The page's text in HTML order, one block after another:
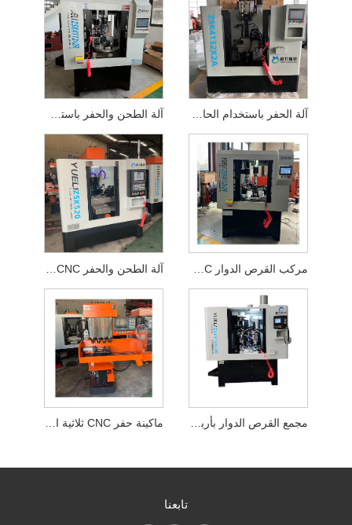
آلة الطحن والحفر باستخدام الحاسب الآلي ذات 4 محاور
آلة الطحن والحفر CNC ذات المحور الرابع مركب القرص الدوار CNC ذو أربعة محاور
ماكينة حفر CNC ثلاثية المحاور الكل في واحد مجمع القرص الدوار بأربعة محاور وأربع محطات
تابعنا